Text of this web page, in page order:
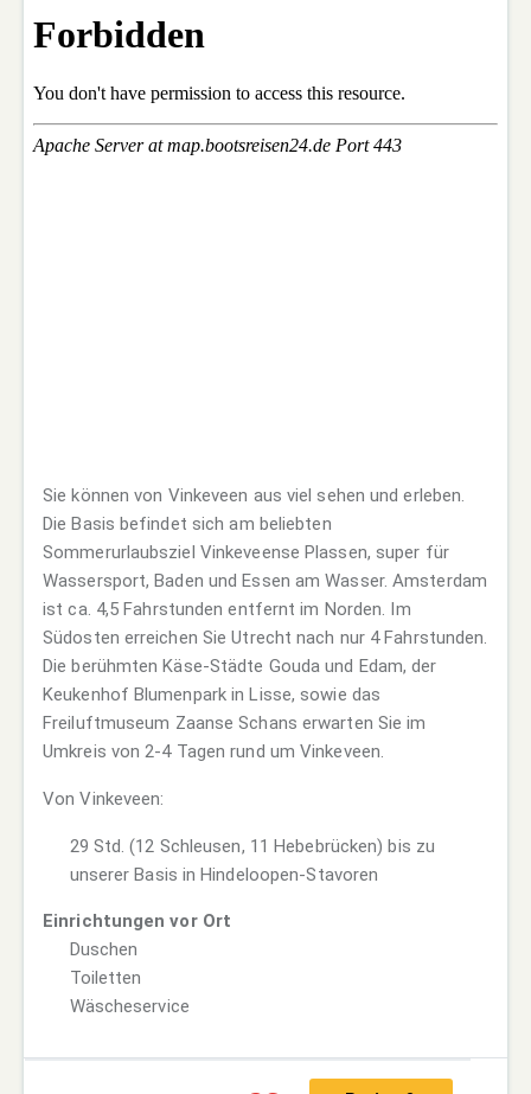
Sie können von Vinkeveen aus viel sehen und erleben.
Die Basis befindet sich am beliebten
Sommerurlaubsziel Vinkeveense Plassen, super für
Wassersport, Baden und Essen am Wasser. Amsterdam
ist ca. 4,5 Fahrstunden entfernt im Norden. Im
Südosten erreichen Sie Utrecht nach nur 4 Fahrstunden.
Die berühmten Käse-Städte Gouda und Edam, der
Keukenhof Blumenpark in Lisse, sowie das
Freiluftmuseum Zaanse Schans erwarten Sie im
Umkreis von 2-4 Tagen rund um Vinkeveen.
Von Vinkeveen:
29 Std. (12 Schleusen, 11 Hebebrücken) bis zu
unserer Basis in Hindeloopen-Stavoren
Einrichtungen vor Ort
Duschen
Toiletten
Wäscheservice